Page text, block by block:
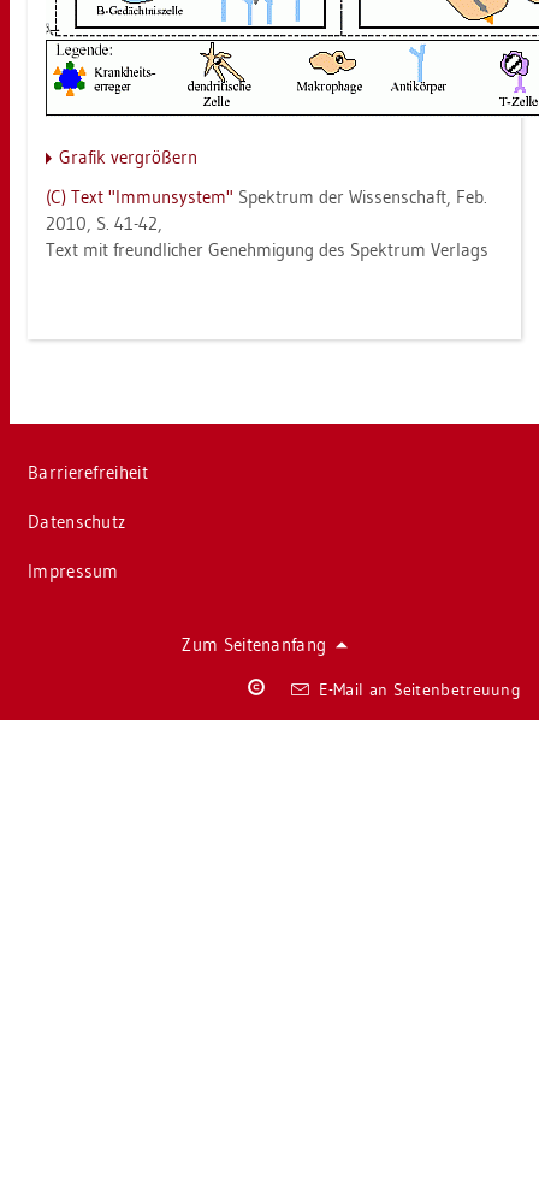
Gra­fik ver­grö­ßern
(C) Text "Im­mun­sys­tem" Spek­trum der Wis­sen­schaft, Feb.
2010, S. 41-42,
Text mit freund­li­cher Ge­neh­mi­gung des Spek­trum Ver­lags
Bar­rie­re­frei­heit
Da­ten­schutz
Im­pres­sum
Zum Sei­ten­an­fang
E-Mail an Sei­ten­be­treu­ung
Co­